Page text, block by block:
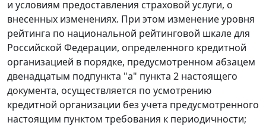
и условиям предоставления страховой услуги, о
внесенных изменениях. При этом изменение уровня
рейтинга по национальной рейтинговой шкале для
Российской Федерации, определенного кредитной
организацией в порядке, предусмотренном абзацем
двенадцатым подпункта "а" пункта 2 настоящего
документа, осуществляется по усмотрению
кредитной организации без учета предусмотренного
настоящим пунктом требования к периодичности;